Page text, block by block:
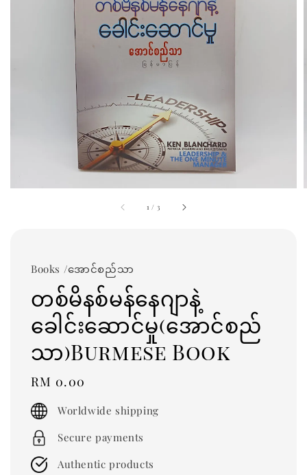
1 / 3
Books /အောင်စည်သာ
တစ်မိနစ်မန်နေဂျာနဲ့
ခေါင်းဆောင်မှု(အောင်စည်
သာ)Burmese Book
Regular
price
RM 0.00
Worldwide shipping
Secure payments
Authentic products